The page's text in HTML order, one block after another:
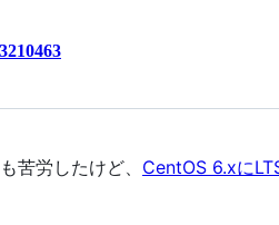
苦労したけど、 CentOS 6.xに